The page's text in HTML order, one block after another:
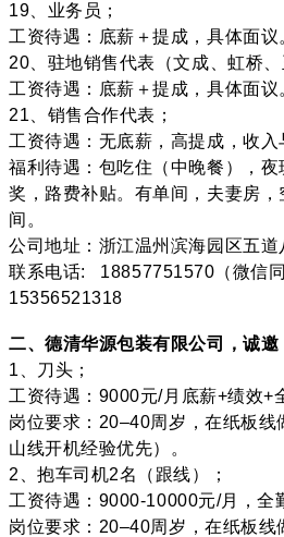
19、业务员；
工资待遇：底薪＋提成，具体面议
20、驻地销售代表（文成、虹桥、
工资待遇：底薪＋提成，具体面议
21、销售合作代表；
工资待遇：无底薪，高提成，收入
福利待遇：包吃住（中晚餐），
奖，路费补贴。有单间，夫妻房
间。
公司地址：浙江温州滨海园区五
联系电话: 18857751570（微信
15356521318
二、德清华源包装有限公司，诚邀
1、刀头；
工资待遇：9000元/月底薪+绩效+
岗位要求：20–40周岁，在纸板线
山线开机经验优先）。
2、抱车司机2名（跟线）；
工资待遇：9000-10000元/月，全
岗位要求：20–40周岁，在纸板线